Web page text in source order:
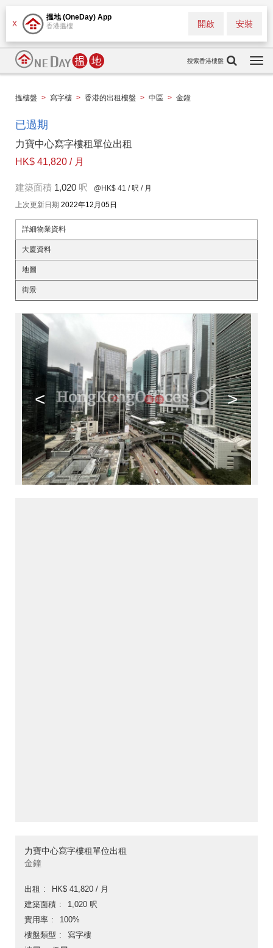
X
搵地 (OneDay) App
香港搵樓 安裝
開啟
搜索香港樓盤
搵樓盤 > 寫字樓 > 香港的出租樓盤 > 中區 > 金鐘
已過期
力寶中心寫字樓租單位出租
HK$ 41,820 / 月
建築面積 1,020 呎 @HK$ 41 / 呎 / 月
上次更新日期 2022年12月05日
詳細物業資料
大廈資料
地圖
街景
< >
力寶中心寫字樓租單位出租
金鐘
出租
HK$ 41,820 / 月
建築面積
1,020 呎
實用率
100%
樓盤類型
寫字樓